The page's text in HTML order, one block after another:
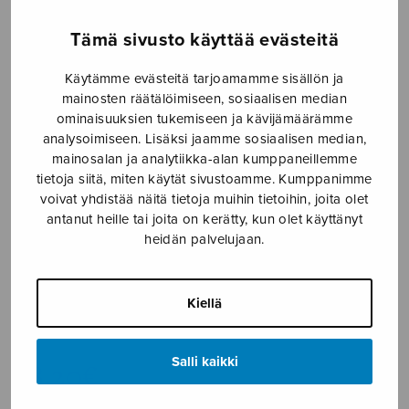
Tämä sivusto käyttää evästeitä
Käytämme evästeitä tarjoamamme sisällön ja
mainosten räätälöimiseen, sosiaalisen median
ominaisuuksien tukemiseen ja kävijämäärämme
analysoimiseen. Lisäksi jaamme sosiaalisen median,
mainosalan ja analytiikka-alan kumppaneillemme
tietoja siitä, miten käytät sivustoamme. Kumppanimme
voivat yhdistää näitä tietoja muihin tietoihin, joita olet
antanut heille tai joita on kerätty, kun olet käyttänyt
heidän palvelujaan.
Kiellä
Salli kaikki
an island
Långbacka Ulf
18,20€